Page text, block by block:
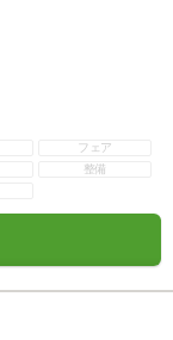
フェア
整備